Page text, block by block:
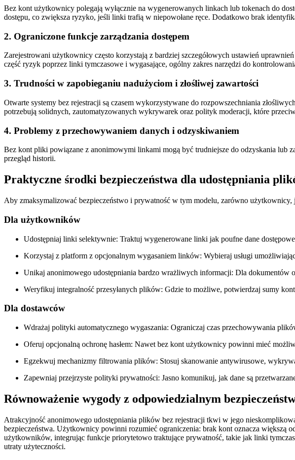
Bez kont użytkownicy polegają wyłącznie na wygenerowanych linkach lub tokenach do
dostępu, co zwiększa ryzyko, jeśli linki trafią w niepowołane ręce. Dodatkowo brak
2. Ograniczone funkcje zarządzania dostępem
Zarejestrowani użytkownicy często korzystają z bardziej szczegółowych ustawień
część ryzyk poprzez linki tymczasowe i wygasające, ogólny zakres narzędzi do
3. Trudności w zapobieganiu nadużyciom i złośliwej zawartości
Otwarte systemy bez rejestracji są czasem wykorzystywane do rozpowszechniania
potrzebują solidnych, zautomatyzowanych wykrywarek oraz polityk moderacji, które
4. Problemy z przechowywaniem danych i odzyskiwaniem
Bez kont pliki powiązane z anonimowymi linkami mogą być trudniejsze do odzyskania lub
przegląd historii.
Praktyczne środki bezpieczeństwa dla udostępniania
Aby zmaksymalizować bezpieczeństwo i prywatność w tym modelu, zarówno
Dla użytkowników
Udostępniaj linki selektywnie: Traktuj wygenerowane linki jak poufne dane
Korzystaj z platform z opcjonalnym wygasaniem linków: Wybieraj usługi
Unikaj anonimowego udostępniania bardzo wrażliwych informacji: Dla dokumentów
Weryfikuj integralność przesyłanych plików: Gdzie to możliwe, potwierdzaj sumy
Dla dostawców
Wdrażaj polityki automatycznego wygaszania: Ograniczaj czas przechowywania
Oferuj opcjonalną ochronę hasłem: Nawet bez kont użytkownicy powinni mieć
Egzekwuj mechanizmy filtrowania plików: Stosuj skanowanie antywirusowe,
Zapewniaj przejrzyste polityki prywatności: Jasno komunikuj, jak dane są
Równoważenie wygody z odpowiedzialnym
Atrakcyjność anonimowego udostępniania plików bez rejestracji tkwi w jego
bezpieczeństwa. Użytkownicy powinni rozumieć ograniczenia: brak kont oznacza większą
użytkowników, integrując funkcje priorytetowo traktujące prywatność, takie jak linki
utraty użyteczności.